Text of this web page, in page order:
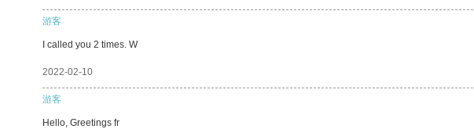
游客
I called you 2 times. W
2022-02-10
游客
Hello, Greetings fr